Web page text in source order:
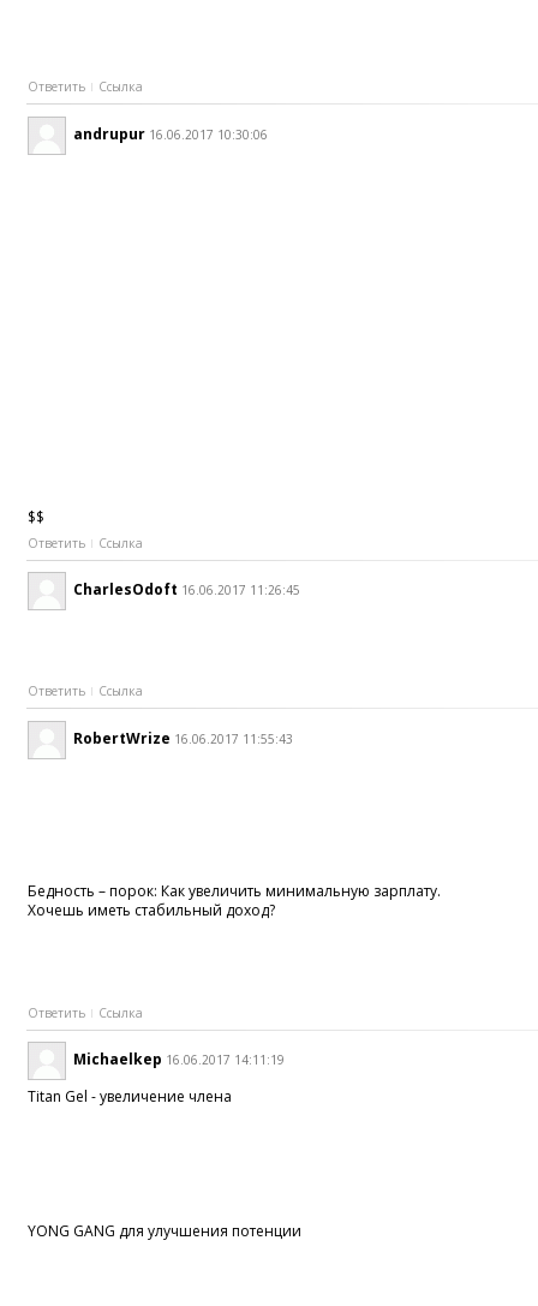
Ответить Ссылка
andrupur 16.06.2017 10:30:06
$$
Ответить Ссылка
CharlesOdoft 16.06.2017 11:26:45
Ответить Ссылка
RobertWrize 16.06.2017 11:55:43
Бедность – порок: Как увеличить минимальную зарплату.
Хочешь иметь стабильный доход?
Ответить Ссылка
Michaelkep 16.06.2017 14:11:19
Titan Gel - увеличение члена
YONG GANG для улучшения потенции